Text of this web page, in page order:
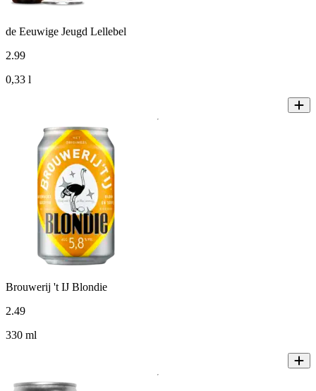
de Eeuwige Jeugd Lellebel
2.99
0,33 l
Brouwerij 't IJ Blondie
2.49
330 ml